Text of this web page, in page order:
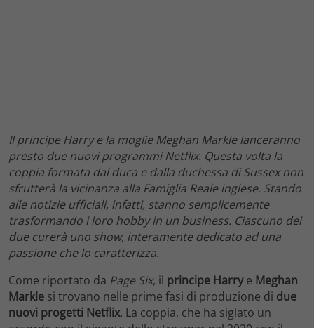
Il principe Harry e la moglie Meghan Markle lanceranno
presto due nuovi programmi Netflix. Questa volta la
coppia formata dal duca e dalla duchessa di Sussex non
sfrutterà la vicinanza alla Famiglia Reale inglese. Stando
alle notizie ufficiali, infatti, stanno semplicemente
trasformando i loro hobby in un business. Ciascuno dei
due curerà uno show, interamente dedicato ad una
passione che lo caratterizza.
Come riportato da Page Six, il principe Harrye Meghan
Markle si trovano nelle prime fasi di produzione di due
nuovi progetti Netflix. La coppia, che ha siglato un